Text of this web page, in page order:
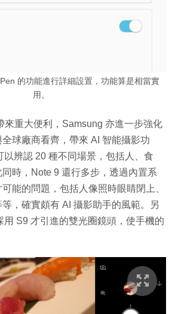
的功能進行詳細設置，功能算是相當實
用。
來重大便利，Samsung 亦進一步強化
球廠商看齊，帶來 AI 智能攝影功
以辨認 20 種不同場景，包括人、食
時，Note 9 還行多步，透過內置系
能的問題，包括人像照時眼睛閉上、
，確實頗有 AI 攝影助手的風範。另
用 S9 才引進的雙光圈鏡頭，使手機的